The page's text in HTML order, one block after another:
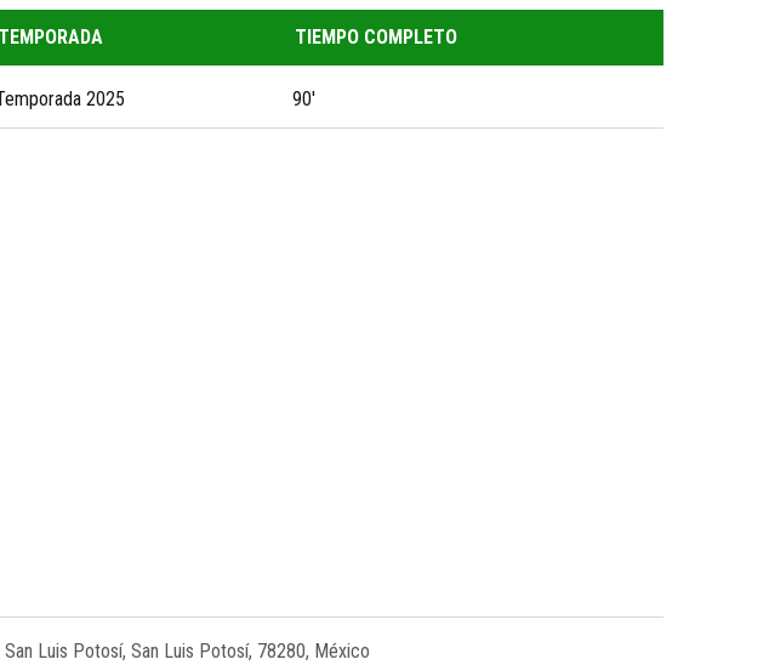
TEMPORADA TIEMPO COMPLETO
2025 90'
Luis Potosí, San Luis Potosí, 78280, México